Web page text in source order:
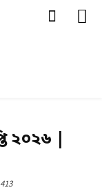
২০২৬ |
413